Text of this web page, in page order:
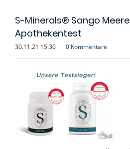
S-Minerals® Sango
Apothekentest
30.11.21 15:30 0 Kommentare